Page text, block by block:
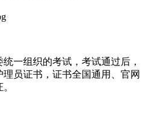
一组织的考试，考试通过后，
员证书，证书全国通用、官网